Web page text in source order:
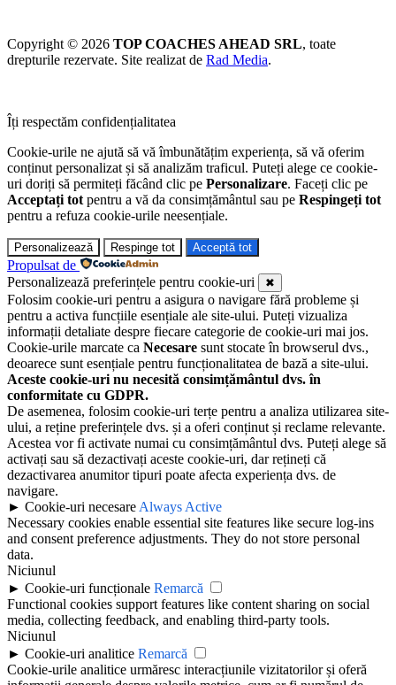
Copyright © 2026 TOP COACHES AHEAD SRL, toate
drepturile rezervate. Site realizat de Rad Media.
Îți respectăm confidențialitatea
Cookie-urile ne ajută să vă îmbunătățim experiența, să vă oferim
conținut personalizat și să analizăm traficul. Puteți alege ce cookie-
uri doriți să permiteți făcând clic pe Personalizare. Faceți clic pe
Acceptați tot pentru a vă da consimțământul sau pe Respingeți tot
pentru a refuza cookie-urile neesențiale.
Personalizează Respinge tot Acceptă tot
Propulsat de
Personalizează preferințele pentru cookie-uri
✖
Folosim cookie-uri pentru a asigura o navigare fără probleme și
pentru a activa funcțiile esențiale ale site-ului. Puteți vizualiza
informații detaliate despre fiecare categorie de cookie-uri mai jos.
Cookie-urile marcate ca Necesare sunt stocate în browserul dvs.,
deoarece sunt esențiale pentru funcționalitatea de bază a site-ului.
Aceste cookie-uri nu necesită consimțământul dvs. în
conformitate cu GDPR.
De asemenea, folosim cookie-uri terțe pentru a analiza utilizarea site-
ului, a reține preferințele dvs. și a oferi conținut și reclame relevante.
Acestea vor fi activate numai cu consimțământul dvs. Puteți alege să
activați sau să dezactivați aceste cookie-uri, dar rețineți că
dezactivarea anumitor tipuri poate afecta experiența dvs. de
navigare.
► Cookie-uri necesare Always Active
Necessary cookies enable essential site features like secure log-ins
and consent preference adjustments. They do not store personal
data.
Niciunul
► Cookie-uri funcționale Remarcă
Functional cookies support features like content sharing on social
media, collecting feedback, and enabling third-party tools.
Niciunul
► Cookie-uri analitice Remarcă
Cookie-urile analitice urmăresc interacțiunile vizitatorilor și oferă